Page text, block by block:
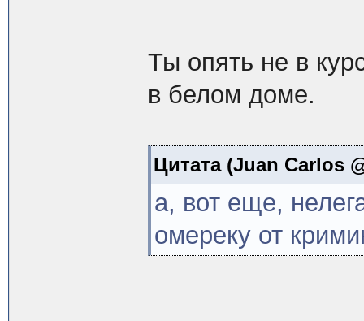
Ты опять не в
в белом доме.
Цитата(Juan Carlos
а, вот еще,
омереку от